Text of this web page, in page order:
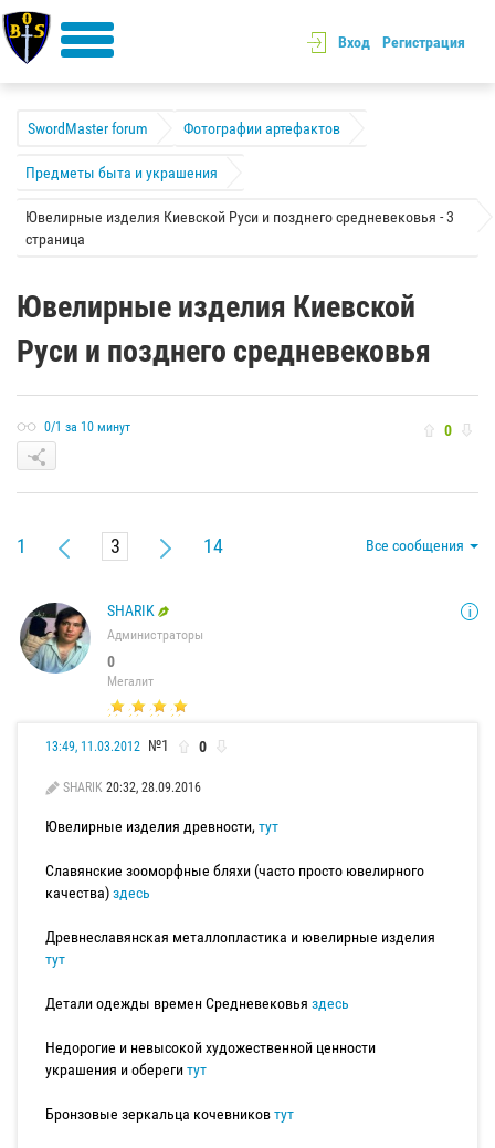
Вход Регистрация
SwordMaster forum Фотографии артефактов
Предметы быта и украшения
Ювелирные изделия Киевской Руси и позднего средневековья - 3
страница
Ювелирные изделия Киевской
Руси и позднего средневековья
0/1 за 10 минут 0
1 14 Все сообщения
SHARIK
Администраторы
0
Мегалит
13:49, 11.03.2012 №1 0
SHARIK 20:32, 28.09.2016
Ювелирные изделия древности,тут
Славянские зооморфные бляхи (часто просто ювелирного
качества)здесь
Древнеславянская металлопластика и ювелирные изделия
тут
Детали одежды времен Средневековья здесь
Недорогие и невысокой художественной ценности
украшения и оберегитут
Бронзовые зеркальца кочевниковтут